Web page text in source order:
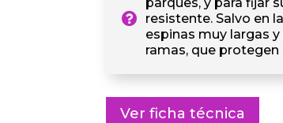
resistente. Salvo en
espinas muy largas
ramas, que
Ver ficha técnica